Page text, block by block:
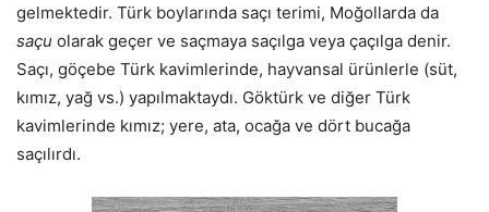
gelmektedir. Türk boylarında saçı terimi, Moğollarda da
saçu olarak geçer ve saçmaya saçılga veya çaçılga denir.
Saçı, göçebe Türk kavimlerinde, hayvansal ürünlerle (süt,
kımız, yağ vs.) yapılmaktaydı. Göktürk ve diğer Türk
kavimlerinde kımız; yere, ata, ocağa ve dört bucağa
saçılırdı.